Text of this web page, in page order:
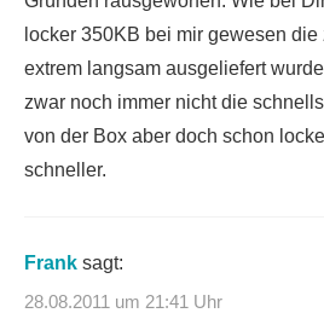
locker 350KB bei mir gewesen
extrem langsam ausgeliefert
zwar noch immer nicht die
von der Box aber doch schon
schneller.
Frank sagt:
28.08.2011 um 21:41 Uhr